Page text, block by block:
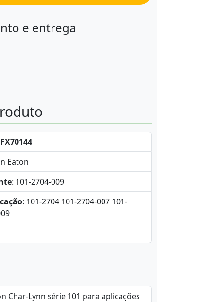
e entrega
Eaton
: 101-2704-009
: 101-2704 101-2704-007 101-
Char-Lynn série 101 para aplicações